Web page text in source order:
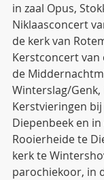
in zaal Opus,
Niklaasconcert
de kerk van
Kerstconcert van
de
Winterslag/Genk,
Kerstvieringen
Diepenbeek en
Rooierheide te
kerk te
parochiekoor, in